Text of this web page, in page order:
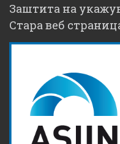
Заштита на
Стара веб